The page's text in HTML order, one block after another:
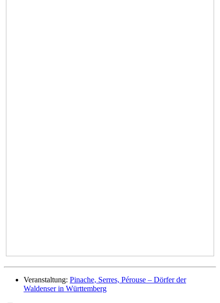
Veranstaltung: Pinache, Serres, Pérouse – Dörfer der
Waldenser in Württemberg